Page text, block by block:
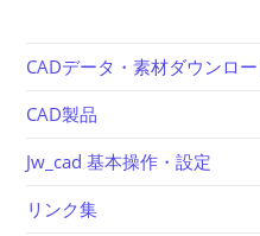
CADデータ・素材ダウンロー
CAD製品
Jw_cad 基本操作・設定
リンク集